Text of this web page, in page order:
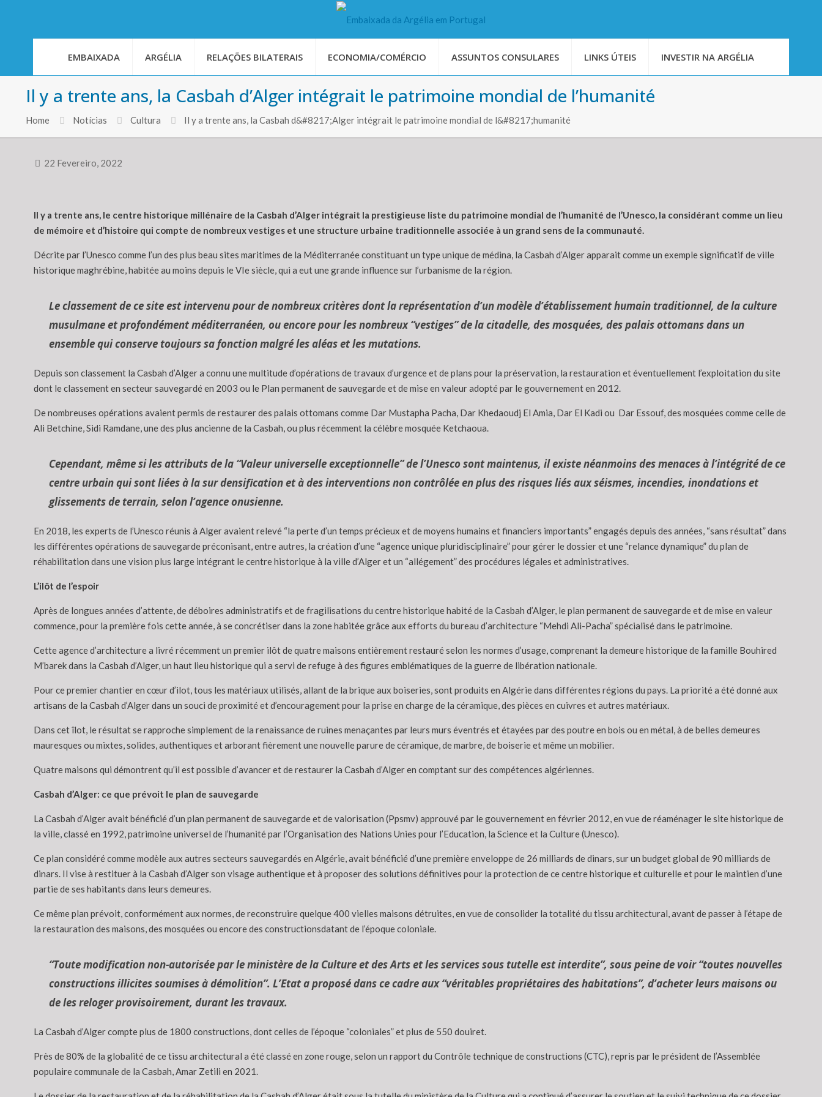
EMBAIXADA ARGÉLIA RELAÇÕES BILATERAIS ECONOMIA/COMÉRCIO ASSUNTOS CONSULARES LINKS ÚTEIS INVESTIR NA ARGÉLIA
Il y a trente ans, la Casbah d’Alger intégrait le patrimoine mondial de l’humanité
Home Notícias Cultura Il y a trente ans, la Casbah d&#8217;Alger intégrait le patrimoine mondial de l&#8217;humanité
22 Fevereiro, 2022
Il y a trente ans, le centre historique millénaire de la Casbah d’Alger intégrait la prestigieuse liste du patrimoine mondial de l’humanité de l’Unesco, la considérant comme un lieu
de mémoire et d’histoire qui compte de nombreux vestiges et une structure urbaine traditionnelle associée à un grand sens de la communauté.
Décrite par l’Unesco comme l’un des plus beau sites maritimes de la Méditerranée constituant un type unique de médina, la Casbah d’Alger apparait comme un exemple significatif de ville
historique maghrébine, habitée au moins depuis le VIe siècle, qui a eut une grande influence sur l’urbanisme de la région.
Le classement de ce site est intervenu pour de nombreux critères dont la représentation d’un modèle d’établissement humain traditionnel, de la culture
musulmane et profondément méditerranéen, ou encore pour les nombreux “vestiges” de la citadelle, des mosquées, des palais ottomans dans un
ensemble qui conserve toujours sa fonction malgré les aléas et les mutations.
Depuis son classement la Casbah d’Alger a connu une multitude d’opérations de travaux d’urgence et de plans pour la préservation, la restauration et éventuellement l’exploitation du site
dont le classement en secteur sauvegardé en 2003 ou le Plan permanent de sauvegarde et de mise en valeur adopté par le gouvernement en 2012.
De nombreuses opérations avaient permis de restaurer des palais ottomans comme Dar Mustapha Pacha, Dar Khedaoudj El Amia, Dar El Kadi ou Dar Essouf, des mosquées comme celle de
Ali Betchine, Sidi Ramdane, une des plus ancienne de la Casbah, ou plus récemment la célèbre mosquée Ketchaoua.
Cependant, même si les attributs de la “Valeur universelle exceptionnelle” de l’Unesco sont maintenus, il existe néanmoins des menaces à l’intégrité de ce
centre urbain qui sont liées à la sur densification et à des interventions non contrôlée en plus des risques liés aux séismes, incendies, inondations et
glissements de terrain, selon l’agence onusienne.
En 2018, les experts de l’Unesco réunis à Alger avaient relevé “la perte d’un temps précieux et de moyens humains et financiers importants” engagés depuis des années, “sans résultat” dans
les différentes opérations de sauvegarde préconisant, entre autres, la création d’une “agence unique pluridisciplinaire” pour gérer le dossier et une “relance dynamique” du plan de
réhabilitation dans une vision plus large intégrant le centre historique à la ville d’Alger et un “allégement” des procédures légales et administratives.
L’ilôt de l’espoir
Après de longues années d’attente, de déboires administratifs et de fragilisations du centre historique habité de la Casbah d’Alger, le plan permanent de sauvegarde et de mise en valeur
commence, pour la première fois cette année, à se concrétiser dans la zone habitée grâce aux efforts du bureau d’architecture “Mehdi Ali-Pacha” spécialisé dans le patrimoine.
Cette agence d’architecture a livré récemment un premier ilôt de quatre maisons entièrement restauré selon les normes d’usage, comprenant la demeure historique de la famille Bouhired
M’barek dans la Casbah d’Alger, un haut lieu historique qui a servi de refuge à des figures emblématiques de la guerre de libération nationale.
Pour ce premier chantier en cœur d’ilot, tous les matériaux utilisés, allant de la brique aux boiseries, sont produits en Algérie dans différentes régions du pays. La priorité a été donné aux
artisans de la Casbah d’Alger dans un souci de proximité et d’encouragement pour la prise en charge de la céramique, des pièces en cuivres et autres matériaux.
Dans cet îlot, le résultat se rapproche simplement de la renaissance de ruines menaçantes par leurs murs éventrés et étayées par des poutre en bois ou en métal, à de belles demeures
mauresques ou mixtes, solides, authentiques et arborant fièrement une nouvelle parure de céramique, de marbre, de boiserie et même un mobilier.
Quatre maisons qui démontrent qu’il est possible d’avancer et de restaurer la Casbah d’Alger en comptant sur des compétences algériennes.
Casbah d’Alger: ce que prévoit le plan de sauvegarde
La Casbah d’Alger avait bénéficié d’un plan permanent de sauvegarde et de valorisation (Ppsmv) approuvé par le gouvernement en février 2012, en vue de réaménager le site historique de
la ville, classé en 1992, patrimoine universel de l’humanité par l’Organisation des Nations Unies pour l’Education, la Science et la Culture (Unesco).
Ce plan considéré comme modèle aux autres secteurs sauvegardés en Algérie, avait bénéficié d’une première enveloppe de 26 milliards de dinars, sur un budget global de 90 milliards de
dinars. Il vise à restituer à la Casbah d’Alger son visage authentique et à proposer des solutions définitives pour la protection de ce centre historique et culturelle et pour le maintien d’une
partie de ses habitants dans leurs demeures.
Ce même plan prévoit, conformément aux normes, de reconstruire quelque 400 vielles maisons détruites, en vue de consolider la totalité du tissu architectural, avant de passer à l’étape de
la restauration des maisons, des mosquées ou encore des constructionsdatant de l’époque coloniale.
“Toute modification non-autorisée par le ministère de la Culture et des Arts et les services sous tutelle est interdite”, sous peine de voir “toutes nouvelles
constructions illicites soumises à démolition”. L’Etat a proposé dans ce cadre aux “véritables propriétaires des habitations”, d’acheter leurs maisons ou
de les reloger provisoirement, durant les travaux.
La Casbah d’Alger compte plus de 1800 constructions, dont celles de l’époque “coloniales” et plus de 550 douiret.
Près de 80% de la globalité de ce tissu architectural a été classé en zone rouge, selon un rapport du Contrôle technique de constructions (CTC), repris par le président de l’Assemblée
populaire communale de la Casbah, Amar Zetili en 2021.